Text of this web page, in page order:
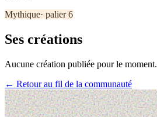
Mythique· palier6
Ses créations
Aucune création publiée pour le moment.
← Retour au fil de la communauté